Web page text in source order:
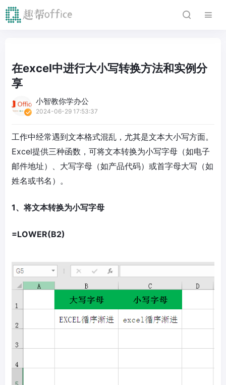
在excel中进行大小写转换方法和实例分
享
小智教你学办公
2024-06-29 17:53:37
工作中经常遇到文本格式混乱，尤其是文本大小写方面。
Excel提供三种函数，可将文本转换为小写字母（如电子
邮件地址）、大写字母（如产品代码）或首字母大写（如
姓名或书名）。
1、将文本转换为小写字母
=LOWER(B2)